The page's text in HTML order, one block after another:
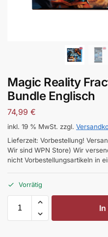
Magic Reality
Bundle Englisch
74,99 €
inkl. 19 % MwSt. zzgl.
Lieferzeit: Vorbestellung!
Wir sind WPN Store) Wir
nicht Vorbestellungsartikeln in
Vorrätig